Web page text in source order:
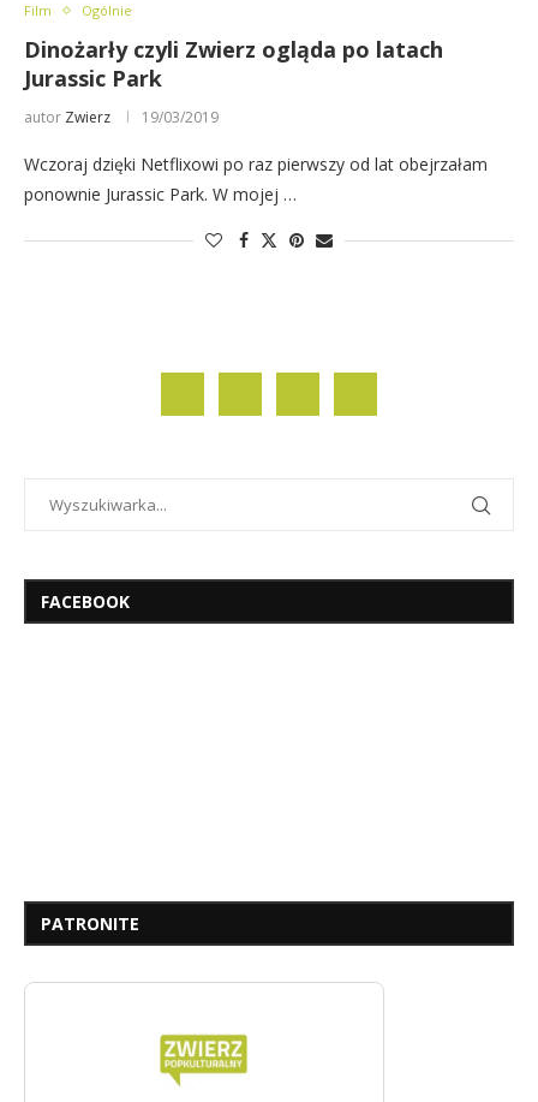
Film Ogólnie
Dinożarły czyli Zwierz ogląda po latach
Jurassic Park
autor Zwierz 19/03/2019
Wczoraj dzięki Netflixowi po raz pierwszy od lat obejrzałam
ponownie Jurassic Park. W mojej …
FACEBOOK
PATRONITE